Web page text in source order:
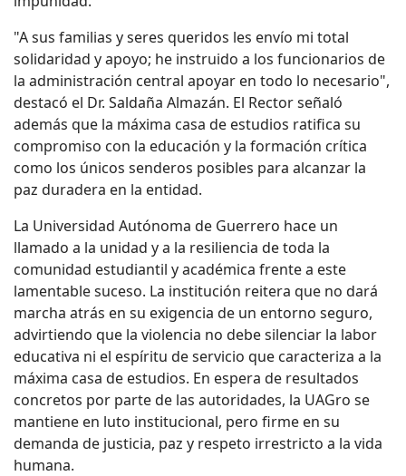
"A sus familias y seres queridos les envío mi total
solidaridad y apoyo; he instruido a los funcionarios de
la administración central apoyar en todo lo necesario",
destacó el Dr. Saldaña Almazán. El Rector señaló
además que la máxima casa de estudios ratifica su
compromiso con la educación y la formación crítica
como los únicos senderos posibles para alcanzar la
paz duradera en la entidad.
La Universidad Autónoma de Guerrero hace un
llamado a la unidad y a la resiliencia de toda la
comunidad estudiantil y académica frente a este
lamentable suceso. La institución reitera que no dará
marcha atrás en su exigencia de un entorno seguro,
advirtiendo que la violencia no debe silenciar la labor
educativa ni el espíritu de servicio que caracteriza a la
máxima casa de estudios. En espera de resultados
concretos por parte de las autoridades, la UAGro se
mantiene en luto institucional, pero firme en su
demanda de justicia, paz y respeto irrestricto a la vida
humana.